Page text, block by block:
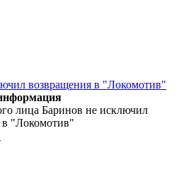
лица Баринов не исключил
в "Локомотив"